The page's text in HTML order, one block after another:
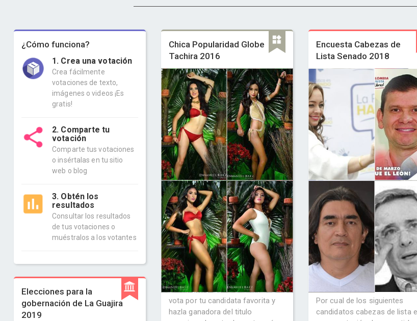
¿Cómo funciona?
1. Crea una votación
Crea fácilmente
votaciones de texto,
imágenes o videos ¡Es
gratis!
2. Comparte tu
votación
Comparte tus votaciones
o insértalas en tu sitio
web o blog
3. Obtén los
resultados
Consultar los resultados
de tus votaciones o
muéstralos a los votantes
Elecciones para la
gobernación de La Guajira
2019
Chica Popularidad Globe
Tachira 2016
vota por tu candidata favorita y
hazla ganadora del titulo
Encuesta Cabezas de
Lista Senado 2018
Por cual de los siguientes
candidatos cabezas de lista